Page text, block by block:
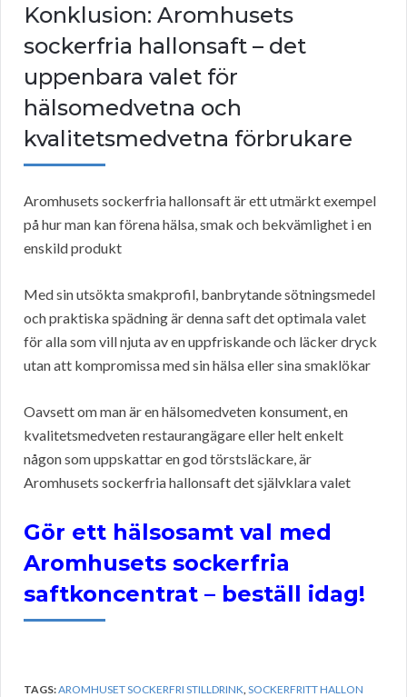
Konklusion: Aromhusets
sockerfria hallonsaft – det
uppenbara valet för
hälsomedvetna och
kvalitetsmedvetna förbrukare
Aromhusets sockerfria hallonsaft är ett utmärkt exempel
på hur man kan förena hälsa, smak och bekvämlighet i en
enskild produkt
Med sin utsökta smakprofil, banbrytande sötningsmedel
och praktiska spädning är denna saft det optimala valet
för alla som vill njuta av en uppfriskande och läcker dryck
utan att kompromissa med sin hälsa eller sina smaklökar
Oavsett om man är en hälsomedveten konsument, en
kvalitetsmedveten restaurangägare eller helt enkelt
någon som uppskattar en god törstsläckare, är
Aromhusets sockerfria hallonsaft det självklara valet
Gör ett hälsosamt val med
Aromhusets sockerfria
saftkoncentrat – beställ idag!
TAGS:AROMHUSET SOCKERFRI STILLDRINK SOCKERFRITT HALLON